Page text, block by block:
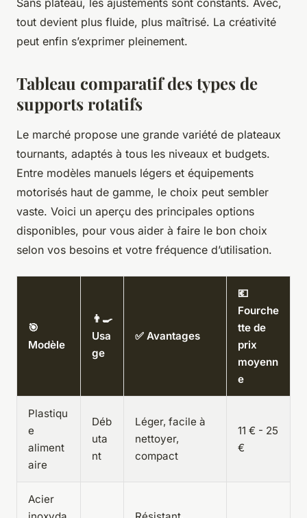
Sans plateau, les ajustements sont constants. Avec,
tout devient plus fluide, plus maîtrisé. La créativité
peut enfin s’exprimer pleinement.
Tableau comparatif des types de
supports rotatifs
Le marché propose une grande variété de plateaux
tournants, adaptés à tous les niveaux et budgets.
Entre modèles manuels légers et équipements
motorisés haut de gamme, le choix peut sembler
vaste. Voici un aperçu des principales options
disponibles, pour vous aider à faire le bon choix
selon vos besoins et votre fréquence d’utilisation.
🎯
Modèle
👨‍🍳
Usa
ge
✅ Avantages
💶
Fourche
tte de
prix
moyenn
e
Plastiqu
e
aliment
aire
Déb
uta
nt
Léger, facile à
nettoyer,
compact
11 € - 25
€
Acier